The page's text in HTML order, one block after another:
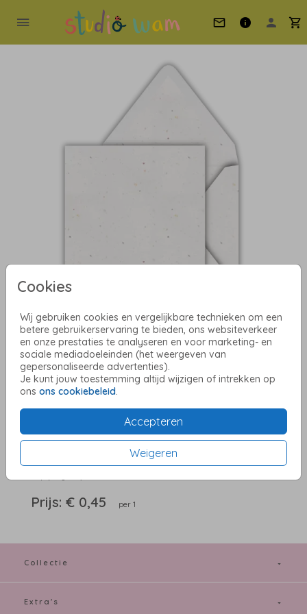
Cookies
Wij gebruiken cookies en vergelijkbare technieken om een
betere gebruikerservaring te bieden, ons websiteverkeer
en onze prestaties te analyseren en voor marketing- en
sociale mediadoeleinden (het weergeven van
gepersonaliseerde advertenties).
Je kunt jouw toestemming altijd wijzigen of intrekken op
ons ons cookiebeleid
Accepteren
Weigeren
Tulp (recycled) 12 x 12
OMSCHRIJVING
Prijs: € 0,45 per 1
Collectie
Extra's